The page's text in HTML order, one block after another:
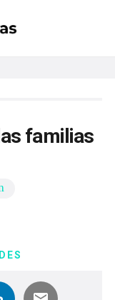
familias